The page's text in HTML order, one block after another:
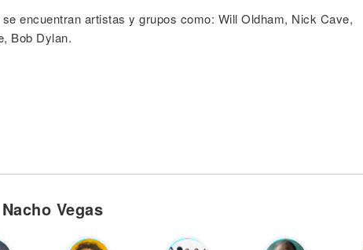
encuentran artistas y grupos como: Will Oldham, Nick Cave,
Bob Dylan.
Vegas